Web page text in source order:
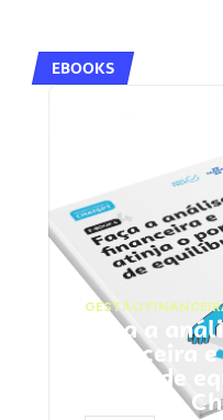
EBOOKS
GESTÃO
Faça a
financeira
ponto de
Prompts